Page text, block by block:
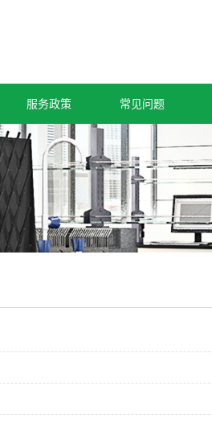
服务政策 常见问题